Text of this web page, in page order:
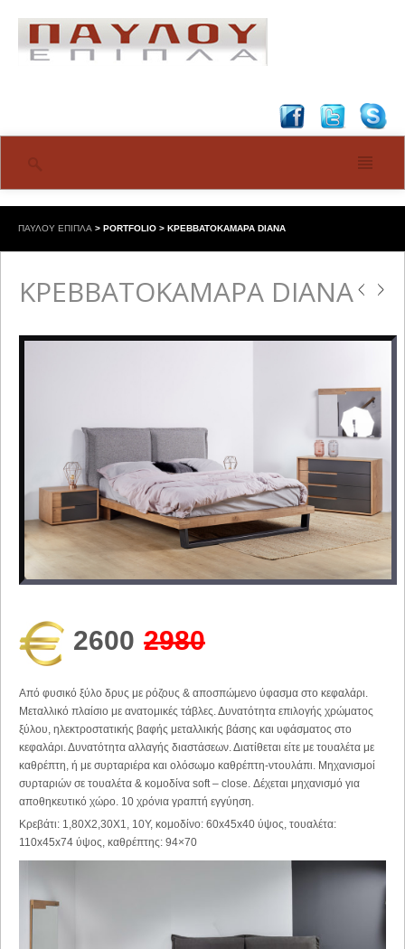
ΠΑΥΛΟΥ ΕΠΙΠΛΑ > PORTFOLIO > ΚΡΕΒΒΑΤΟΚΑΜΑΡΑ DIANA
ΚΡΕΒΒΑΤΟΚΑΜΑΡΑ DIANA
2600 2980
Από φυσικό ξύλο δρυς με ρόζους & αποσπώμενο ύφασμα στο κεφαλάρι.
Μεταλλικό πλαίσιο με ανατομικές τάβλες. Δυνατότητα επιλογής χρώματος
ξύλου, ηλεκτροστατικής βαφής μεταλλικής βάσης και υφάσματος στο
κεφαλάρι. Δυνατότητα αλλαγής διαστάσεων. Διατίθεται είτε με τουαλέτα με
καθρέπτη, ή με συρταριέρα και ολόσωμο καθρέπτη-ντουλάπι. Μηχανισμοί
συρταριών σε τουαλέτα & κομοδίνα soft – close. Δέχεται μηχανισμό για
αποθηκευτικό χώρο. 10 χρόνια γραπτή εγγύηση.
Κρεβάτι: 1,80X2,30X1, 10Y, κομοδίνο: 60x45x40 ύψος, τουαλέτα:
110x45x74 ύψος, καθρέπτης: 94×70